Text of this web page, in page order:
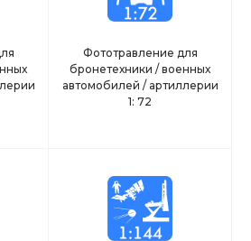
Фототравление для
бронетехники / военных
автомобилей / артиллерии
1: 72